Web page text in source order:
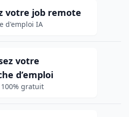
votre job remote
d'emploi IA
votre
d’emploi
gratuit